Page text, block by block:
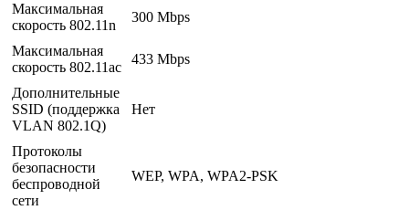
Максимальная
скорость 802.11n
300 Mbps
Максимальная
скорость 802.11ac
433 Mbps
Дополнительные
SSID (поддержка
VLAN 802.1Q)
Нет
Протоколы
безопасности
беспроводной
сети
WEP, WPA, WPA2-PSK